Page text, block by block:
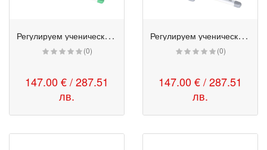
Р
егулируем ученически комплект чин и стол - Ergo Tech 403X зелен
(0)
147.00 € / 287.51
лв.
Р
егулируем ученически комплект чин и стол - Ergo Tech 403X сив
(0)
147.00 € / 287.51
лв.